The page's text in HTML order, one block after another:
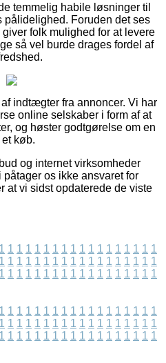
temmelig habile løsninger til
pålidelighed. Foruden det ses
folk mulighed for at levere
så vel burde drages fordel af
indtægter fra annoncer. Vi har
online selskaber i form af at
og høster godtgørelse om en
køb.
og internet virksomheder
os ikke ansvaret for
at vi sidst opdaterede de viste
1 1 1 1 1 1 1 1 1 1 1 1 1 1 1 1 1 1
1 1 1 1 1 1 1 1 1 1 1 1 1 1 1 1 1 1
1 1 1 1 1 1 1 1 1 1 1 1 1 1 1 1 1 1
1 1 1 1 1 1 1 1 1 1 1 1 1 1 1 1 1 1
1 1 1 1 1 1 1 1 1 1 1 1 1 1 1 1 1 1
1 1 1 1 1 1 1 1 1 1 1 1 1 1 1 1 1 1